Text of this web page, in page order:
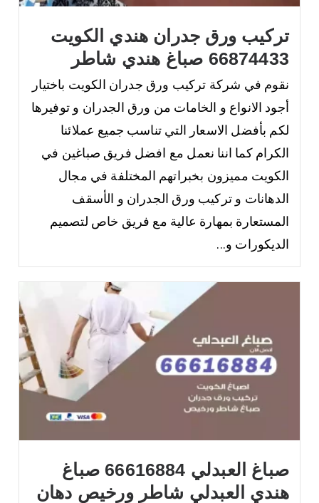
تركيب ورق جدران هندي الكويت
66874433 صباغ هندي شاطر
نقوم في شركة تركيب ورق جدران الكويت باختيار
أجود الانواع و الخامات من ورق الجدران و توفيرها
لكم بأفضل الاسعار التي تناسب جميع عملائنا
الكرام كما اننا نعمل مع افضل فريق صباغين في
الكويت مميزون بخبراتهم المختلفة في مجال
الدهانات و تركيب ورق الجدران و الأسقف
المستعارة بمهارة عالية مع فريق خاص لتصميم
الديكورات و...
صباغ العبدلي 66616884 صباغ
هندي العبدلي شاطر ورخيص دهان